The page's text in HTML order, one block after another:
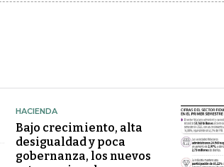
HACIENDA
Bajo crecimiento, alta
desigualdad y poca
gobernanza, los nuevos